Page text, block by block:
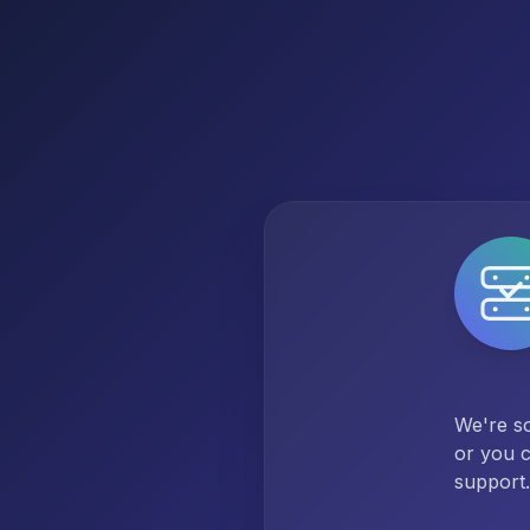
We're
or you
support.